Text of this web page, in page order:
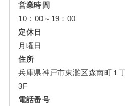
営業時間
10：00～19：00
定休日
月曜日
住所
兵庫県神戸市東灘区森南町１
3F
電話番号